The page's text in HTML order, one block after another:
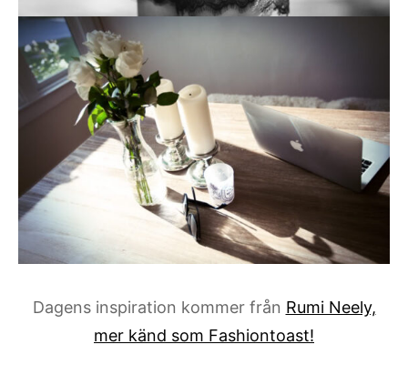
Dagens inspiration kommer från Rumi Neely,
mer känd som Fashiontoast!